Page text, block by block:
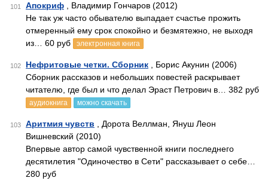
101 Апокриф , Владимир Гончаров (2012)
Не так уж часто обывателю выпадает счастье прожить
отмеренный ему срок спокойно и безмятежно, не выходя
из… 60 руб
электронная книга
102 Нефритовые четки. Сборник , Борис Акунин (2006)
Сборник рассказов и небольших повестей раскрывает
читателю, где был и что делал Эраст Петрович в… 382 руб
аудиокнига можно скачать
103 Аритмия чувств , Дорота Веллман, Януш Леон
Вишневский (2010)
Впервые автор самой чувственной книги последнего
десятилетия "Одиночество в Сети" рассказывает о себе…
280 руб